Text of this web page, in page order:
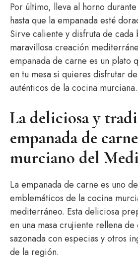
Por último, lleva al horno
hasta que la empanada esté
Sirve caliente y disfruta de cada
maravillosa creación
empanada de carne es un plato
en tu mesa si quieres disfrutar
auténticos de la cocina murciana.
La deliciosa y
empanada de
murciano del
La empanada de carne es uno
emblemáticos de la cocina
mediterráneo. Esta deliciosa
en una masa crujiente rellena
sazonada con especias y otros
de la región.